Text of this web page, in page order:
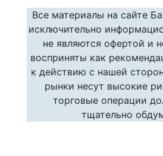
Все материалы на сайте
исключительно
не являются офертой и
восприняты как
к действию с нашей
рынки несут высокие
торговые операции
тщательно